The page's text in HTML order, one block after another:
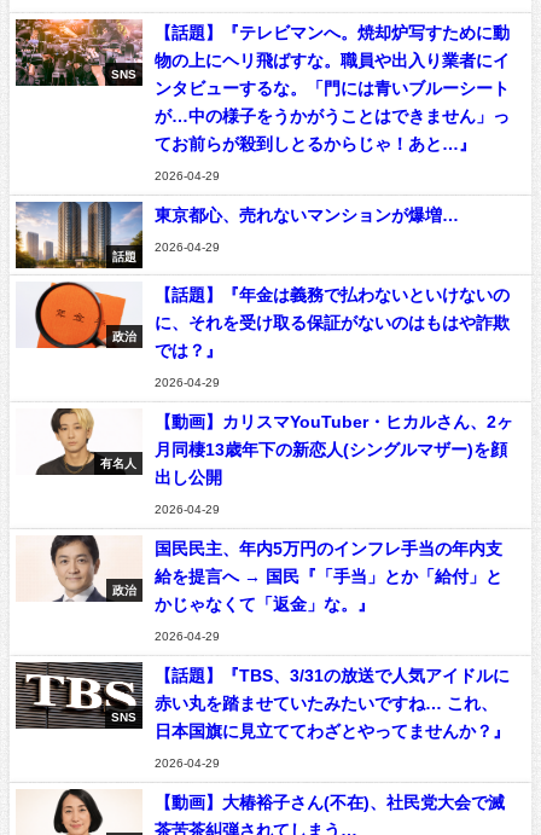
SNS
【話題】『テレビマンへ。焼却炉写すために動
物の上にヘリ飛ばすな。職員や出入り業者にイ
ンタビューするな。「門には青いブルーシート
が…中の様子をうかがうことはできません」っ
てお前らが殺到しとるからじゃ！あと…』
2026-04-29
話題
東京都心、売れないマンションが爆増…
2026-04-29
政治
【話題】『年金は義務で払わないといけないの
に、それを受け取る保証がないのはもはや詐欺
では？』
2026-04-29
有名人
【動画】カリスマYouTuber・ヒカルさん、2ヶ
月同棲13歳年下の新恋人(シングルマザー)を顔
出し公開
2026-04-29
政治
国民民主、年内5万円のインフレ手当の年内支
給を提言へ → 国民『「手当」とか「給付」と
かじゃなくて「返金」な。』
2026-04-29
SNS
【話題】『TBS、3/31の放送で人気アイドルに
赤い丸を踏ませていたみたいですね… これ、
日本国旗に見立ててわざとやってませんか？』
2026-04-29
【動画】大椿裕子さん(不在)、社民党大会で滅
茶苦茶糾弾されてしまう…